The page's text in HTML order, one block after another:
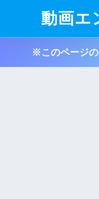
動画エ
※このページ